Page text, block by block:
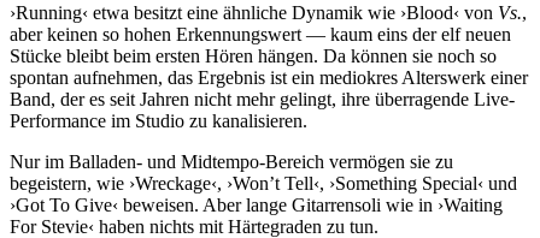
›Running‹ etwa besitzt eine ähnliche Dynamik wie ›Blood‹ von Vs.,
aber keinen so hohen Erkennungswert — kaum eins der elf neuen
Stücke bleibt beim ersten Hören hängen. Da können sie noch so
spontan aufnehmen, das Ergebnis ist ein mediokres Alterswerk einer
Band, der es seit Jahren nicht mehr gelingt, ihre überragende Live-
Performance im Studio zu kanalisieren.
Nur im Balladen- und Midtempo-Bereich vermögen sie zu
begeistern, wie ›Wreckage‹, ›Won’t Tell‹, ›Something Special‹ und
›Got To Give‹ beweisen. Aber lange Gitarrensoli wie in ›Waiting
For Stevie‹ haben nichts mit Härtegraden zu tun.